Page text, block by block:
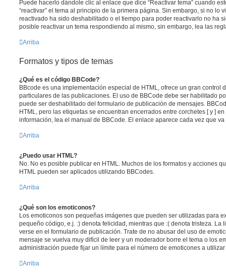
Puede hacerlo dándole clic al enlace que dice “Reactivar tema” cuando
“reactivar” el tema al principio de la primera página. Sin embargo, si no lo
reactivado ha sido deshabilitado o el tiempo para poder reactivarlo no ha
posible reactivar un tema respondiendo al mismo, sin embargo, lea las
Arriba
Formatos y tipos de temas
¿Qué es el código BBCode?
BBcode es una implementación especial de HTML, ofrece un gran control
particulares de las publicaciones. El uso de BBCode debe ser habilitado
puede ser deshabilitado del formulario de publicación de mensajes.
HTML, pero las etiquetas se encuentran encerrados entre corchetes [ y ]
información, lea el manual de BBCode. El enlace aparece cada vez que
Arriba
¿Puedo usar HTML?
No. No es posible publicar en HTML. Muchos de los formatos y acciones
HTML pueden ser aplicados utilizando BBCodes.
Arriba
¿Qué son los emoticonos?
Los emoticonos son pequeñas imágenes que pueden ser utilizadas para
pequeño código, e.j. :) denota felicidad, mientras que :( denota tristeza. La
verse en el formulario de publicación. Trate de no abusar del uso de
mensaje se vuelva muy difícil de leer y un moderador borre el tema o los
administración puede fijar un límite para el número de emoticones a
Arriba